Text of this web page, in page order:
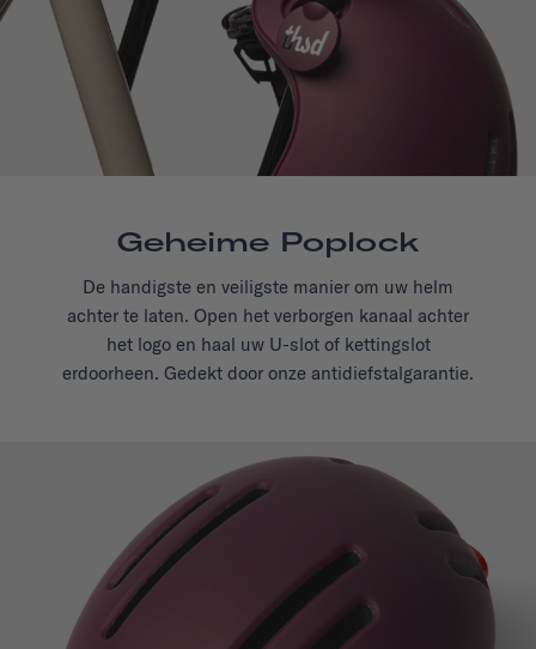
Geheime Poplock
De handigste en veiligste manier om uw helm
achter te laten. Open het verborgen kanaal achter
het logo en haal uw U-slot of kettingslot
erdoorheen. Gedekt door onze antidiefstalgarantie.